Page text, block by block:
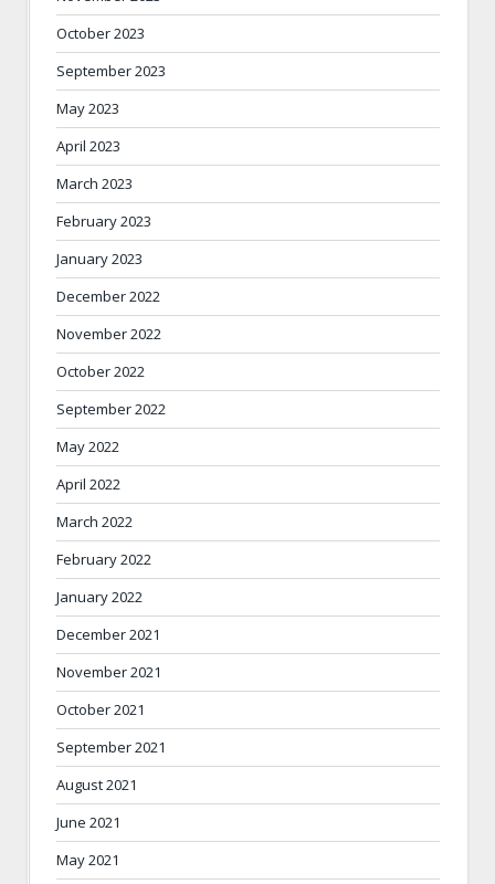
October 2023
September 2023
May 2023
April 2023
March 2023
February 2023
January 2023
December 2022
November 2022
October 2022
September 2022
May 2022
April 2022
March 2022
February 2022
January 2022
December 2021
November 2021
October 2021
September 2021
August 2021
June 2021
May 2021